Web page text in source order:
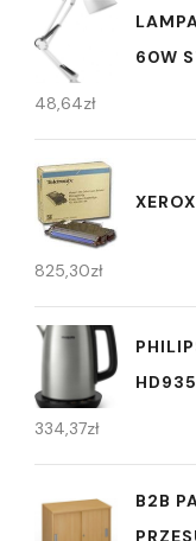
60W
48,64zł
825,30zł
334,37zł
B2B